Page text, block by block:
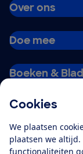
Cookies
We plaatsen
plaatsen we
functionaliteiten
Over ons
Doe mee
Boeken &